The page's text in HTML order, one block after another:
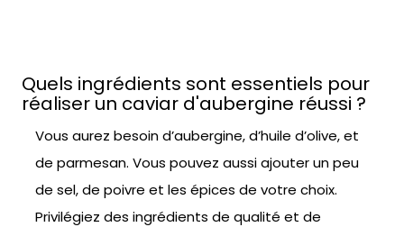
Quels ingrédients sont essentiels pour
réaliser un caviar d'aubergine réussi ?
Vous aurez besoin d’aubergine, d’huile d’olive, et
de parmesan. Vous pouvez aussi ajouter un peu
de sel, de poivre et les épices de votre choix.
Privilégiez des ingrédients de qualité et de